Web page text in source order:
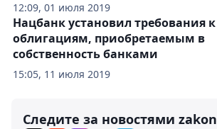
12:09, 01 июля 2019
15:05, 11 июля 2019
Нацбанк установил требования к
облигациям, приобретаемым в
собственность банками
Следите за новостями